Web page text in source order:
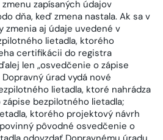
zapísaných údajov
dňa, keď zmena nastala. Ak sa v
zmenia aj údaje uvedené v
lietadla, ktorého
certifikácii do registra
len „osvedčenie o zápise
úrad vydá nové
lietadla, ktoré nahrádza
bezpilotného lietadla;
ktorého projektový návrh
pôvodné osvedčenie o